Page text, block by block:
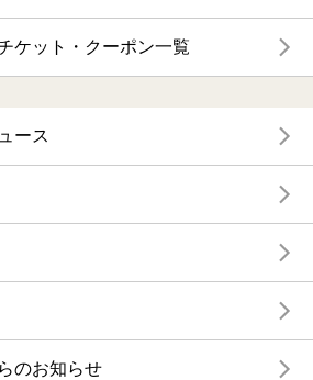
ケット・クーポン一覧
ース
のお知らせ